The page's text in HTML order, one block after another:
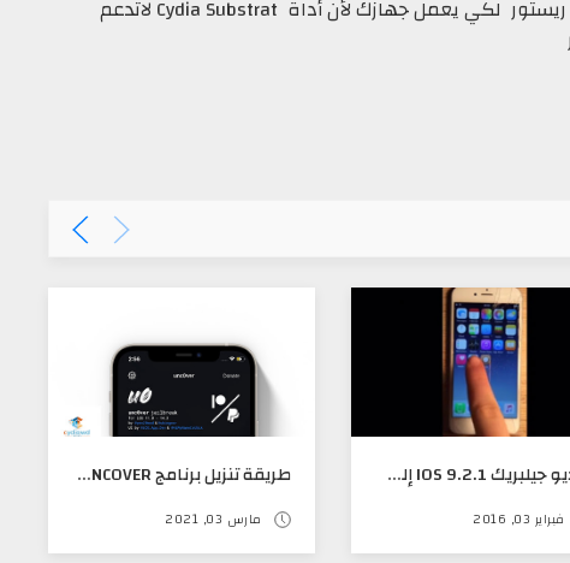
تحمل أداة تسبب بتوقف هاتفك وتحتاج إلى ريستور لكي يعمل جهازك لأن أداة Cydia Substrat لاتدعم
فيديو جيلبريك IOS 9.2.1 إلى 9.3 بالفيديو من قبل الهكر QWERTYORUIOP
فبراير 03, 2016
طريقة تنزيل برنامج ‪UNC0VER‬ وعمل جيلبريك ل IOS 14XX عن طريق سفاري مباشره دون استخدام الكمبيوتر
مارس 03, 2021